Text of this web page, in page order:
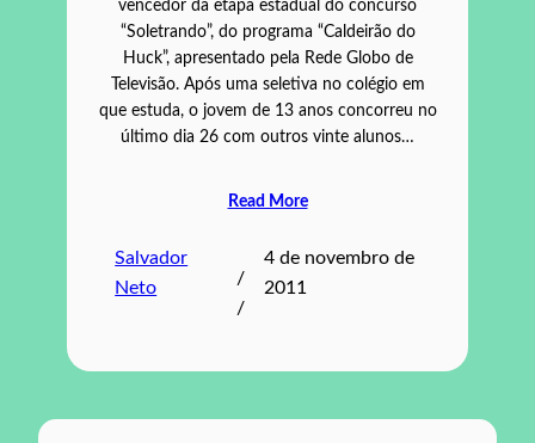
vencedor da etapa estadual do concurso
“Soletrando”, do programa “Caldeirão do
Huck”, apresentado pela Rede Globo de
Televisão. Após uma seletiva no colégio em
que estuda, o jovem de 13 anos concorreu no
último dia 26 com outros vinte alunos…
Read More
Salvador
Neto
/
/
4 de novembro de
2011